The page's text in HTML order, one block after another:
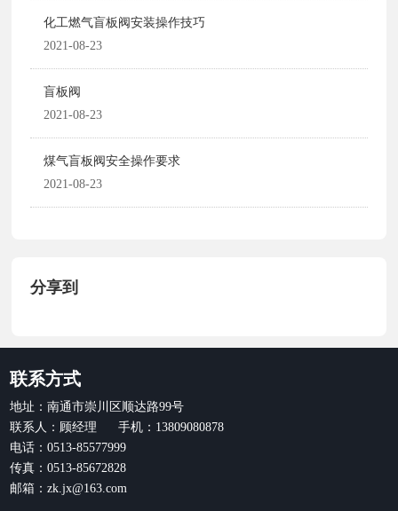
化工燃气盲板阀安装操作技巧
2021-08-23
盲板阀
2021-08-23
煤气盲板阀安全操作要求
2021-08-23
分享到
联系方式
地址：南通市崇川区顺达路99号
联系人：顾经理 手机：13809080878
电话：0513-85577999
传真：0513-85672828
邮箱：zk.jx@163.com